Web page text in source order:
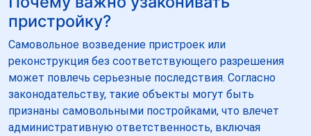
пристройку?
Самовольное возведение пристроек или
реконструкция без соответствующего разрешения
может повлечь серьезные последствия. Согласно
законодательству, такие объекты могут быть
признаны самовольными постройками, что влечет
административную ответственность, включая